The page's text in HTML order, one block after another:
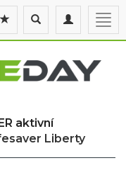
Toggle
navigation
Toggle
search
aktivní
Liberty